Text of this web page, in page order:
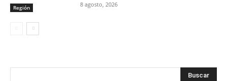
Región 8 agosto, 2026
Buscar